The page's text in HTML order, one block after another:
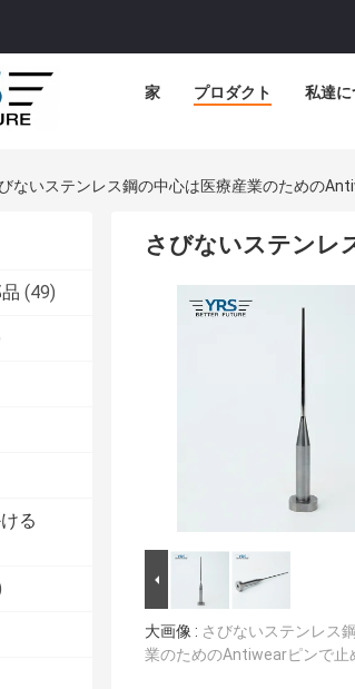
家 プロダクト 私達に
ないステンレス鋼の中心は医療産業のための
(49)
る
さびないステンレ
大画像 : さびないステンレス
業のためのAntiwearピンで止